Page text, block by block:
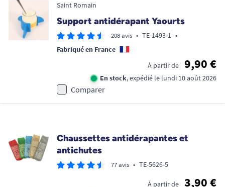
Saint Romain
Support antidérapant Yaourts
208 avis • TE-1493-1 •
Fabriqué en France
À partir de
9,90 €
En stock, expédié le lundi 10 août 2026
Comparer
Chaussettes antidérapantes et
antichutes
77 avis • TE-5626-5
À partir de 3,90 €